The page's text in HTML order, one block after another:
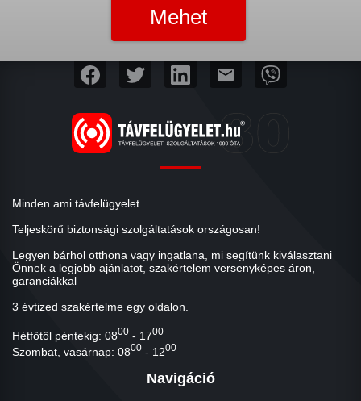
mail
Minden ami távfelügyelet
Teljeskörű biztonsági szolgáltatások országosan!
Legyen bárhol otthona vagy ingatlana, mi segítünk kiválasztani
Önnek a legjobb ajánlatot, szakértelem versenyképes áron,
garanciákkal
3 évtized szakértelme egy oldalon.
Hétfőtől péntekig: 0800 - 1700
Szombat, vasárnap: 0800 - 1200
Navigáció